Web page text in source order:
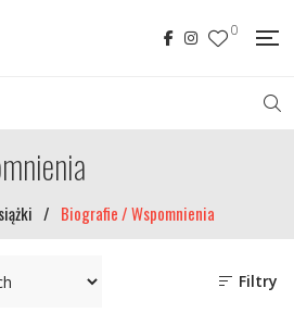
0
/ Biografie / Wspomnienia
Filtry